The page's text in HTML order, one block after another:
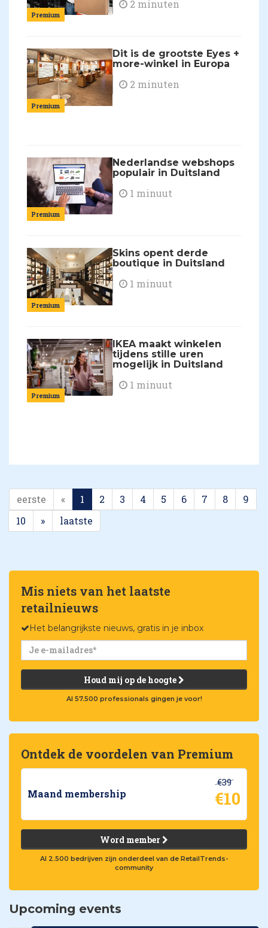
Premium
2 minuten
Premium
Dit is de grootste Eyes +
more-winkel in Europa
2 minuten
Premium
Nederlandse webshops
populair in Duitsland
1 minuut
Premium
Skins opent derde
boutique in Duitsland
1 minuut
Premium
IKEA maakt winkelen
tijdens stille uren
mogelijk in Duitsland
1 minuut
eerste « 1 2 3 4 5 6 7 8
9
10
» laatste
Mis niets van het laatste
retailnieuws
Het belangrijkste nieuws, gratis in je inbox
Houd mij op de hoogte
Al 57.500 professionals gingen je voor!
Ontdek de voordelen van Premium
Maand membership
€39
€10
Word member
Al 2.500 bedrijven zijn onderdeel van de RetailTrends-
community
Upcoming events